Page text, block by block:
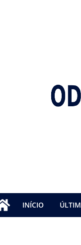
INÍCIO